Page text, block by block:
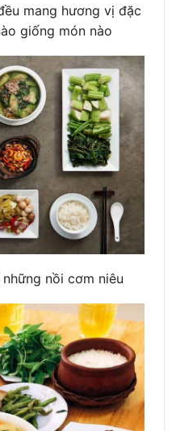
mang hương vị đặc
giống món nào
nồi cơm niêu